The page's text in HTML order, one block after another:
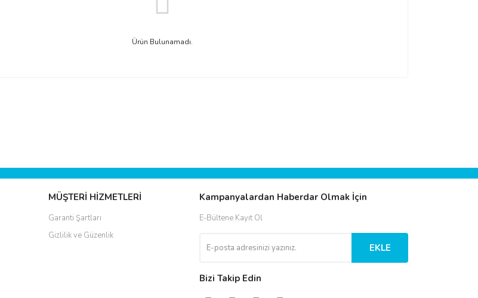
Ürün Bulunamadı.
MÜŞTERİ HİZMETLERİ
Garanti Şartları
Gizlilik ve Güzenlik
Kampanyalardan Haberdar Olmak İçin
E-Bültene Kayıt Ol
EKLE
Bizi Takip Edin